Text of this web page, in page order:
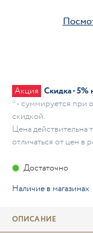
Акция Скидка - 5%
* - суммируется при
скидкой.
Цена действительна
отличаться от цен в
Достаточно
Наличие в магазинах
ОПИСАНИЕ